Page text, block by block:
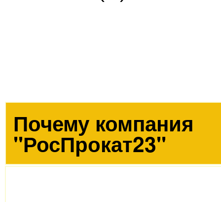
Почему компания
"РосПрокат23"